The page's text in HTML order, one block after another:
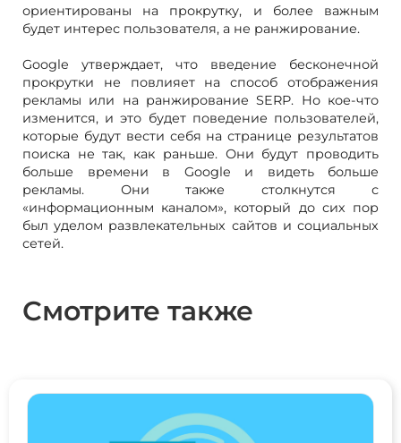
ориентированы на прокрутку, и более важным
будет интерес пользователя, а не ранжирование.
Google утверждает, что введение бесконечной
прокрутки не повлияет на способ отображения
рекламы или на ранжирование SERP. Но кое-что
изменится, и это будет поведение пользователей,
которые будут вести себя на странице результатов
поиска не так, как раньше. Они будут проводить
больше времени в Google и видеть больше
рекламы. Они также столкнутся с
«информационным каналом», который до сих пор
был уделом развлекательных сайтов и социальных
сетей.
Смотрите также